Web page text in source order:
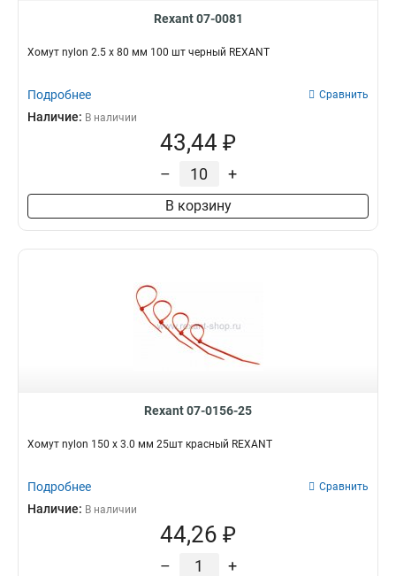
Rexant 07-0081
Хомут nylon 2.5 х 80 мм 100 шт черный REXANT
Подробнее Сравнить
Наличие: В наличии
43,44 ₽
– +
В корзину
Rexant 07-0156-25
Хомут nylon 150 х 3.0 мм 25шт красный REXANT
Подробнее Сравнить
Наличие: В наличии
44,26 ₽
– +